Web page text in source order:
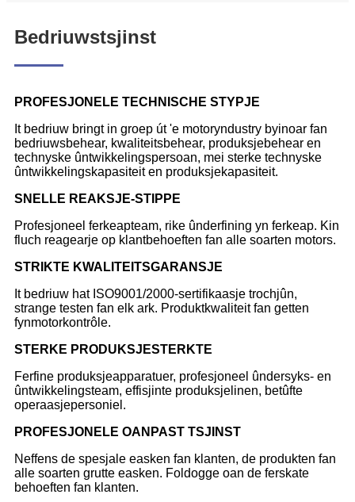
Bedriuwstsjinst
PROFESJONELE TECHNISCHE STYPJE
It bedriuw bringt in groep út 'e motoryndustry byinoar fan
bedriuwsbehear, kwaliteitsbehear, produksjebehear en
technyske ûntwikkelingspersoan, mei sterke technyske
ûntwikkelingskapasiteit en produksjekapasiteit.
SNELLE REAKSJE-STIPPE
Profesjoneel ferkeapteam, rike ûnderfining yn ferkeap. Kin
fluch reagearje op klantbehoeften fan alle soarten motors.
STRIKTE KWALITEITSGARANSJE
It bedriuw hat ISO9001/2000-sertifikaasje trochjûn,
strange testen fan elk ark. Produktkwaliteit fan getten
fynmotorkontrôle.
STERKE PRODUKSJESTERKTE
Ferfine produksjeapparatuer, profesjoneel ûndersyks- en
ûntwikkelingsteam, effisjinte produksjelinen, betûfte
operaasjepersoniel.
PROFESJONELE OANPAST TSJINST
Neffens de spesjale easken fan klanten, de produkten fan
alle soarten grutte easken. Foldogge oan de ferskate
behoeften fan klanten.